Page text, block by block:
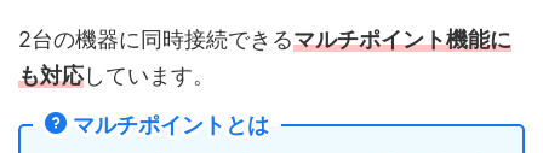
2台の機器に同時接続できるマルチポイント機能に
も対応しています。
マルチポイントとは